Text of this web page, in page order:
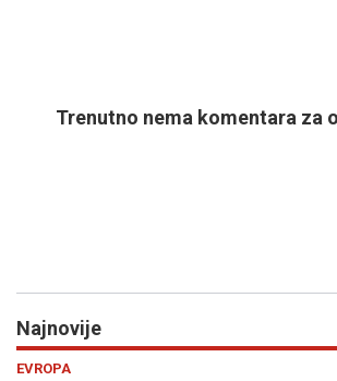
Trenutno nema komentara za
Najnovije